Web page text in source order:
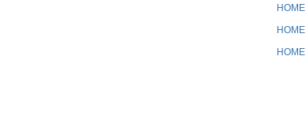
HOME
HOME
HOME